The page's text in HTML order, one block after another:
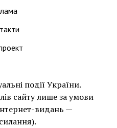
події України.
сайту лише за умови
видань —